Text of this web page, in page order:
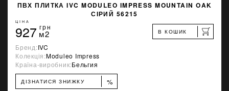
ПВХ ПЛИТКА IVC MODULEO IMPRESS MOUNTAIN OAK
СІРИЙ 56215
ЦІНА
927 грн
м2 В КОШИК
Бренд:IVC
Колекція:Moduleo Impress
Країна-виробник:Бельгия
ДІЗНАТИСЯ ЗНИЖКУ %